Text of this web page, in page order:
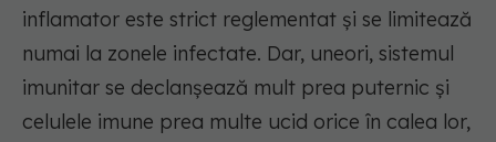
inflamator este strict reglementat și se limitează
numai la zonele infectate. Dar, uneori, sistemul
imunitar se declanșează mult prea puternic și
celulele imune prea multe ucid orice în calea lor,